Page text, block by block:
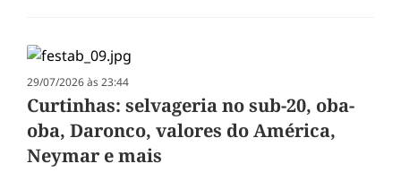
29/07/2026 às 23:44
Curtinhas: selvageria no sub-20, oba-
oba, Daronco, valores do América,
Neymar e mais